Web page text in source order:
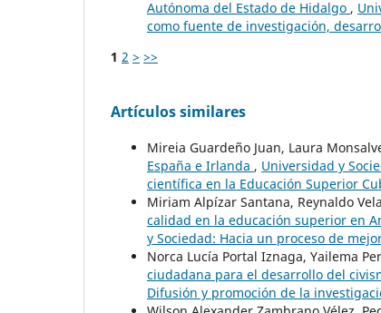
Autónoma del Estado de Hidalgo ,
como fuente de investigación,
1 2 > >>
Artículos similares
Mireia Guardeño Juan, Laura
España e Irlanda , Universidad y
científica en la Educación Superior
Miriam Alpízar Santana, Reynaldo
calidad en la educación superior en
y Sociedad: Hacia un proceso de
Norca Lucía Portal Iznaga, Yailema
ciudadana para el desarrollo del
Difusión y promoción de la